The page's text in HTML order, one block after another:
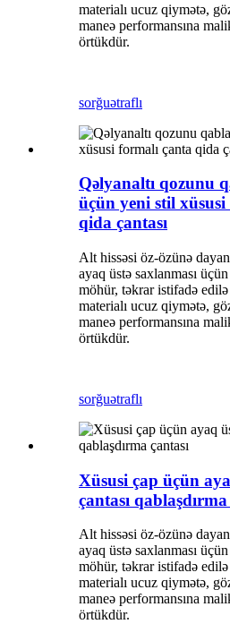
materialı ucuz qiymətə,
maneə performansına
örtükdür.
sorğuətraflı
Qəlyanaltı qozunu
üçün yeni stil
qida çantası
Alt hissəsi öz-özünə
ayaq üstə saxlanması
möhür, təkrar istifadə
materialı ucuz qiymətə,
maneə performansına
örtükdür.
sorğuətraflı
Xüsusi çap üçün
çantası qablaşdırma
Alt hissəsi öz-özünə
ayaq üstə saxlanması
möhür, təkrar istifadə
materialı ucuz qiymətə,
maneə performansına
örtükdür.